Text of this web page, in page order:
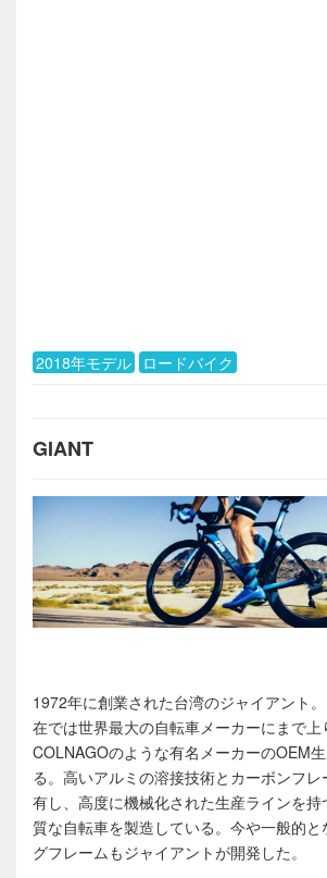
2018年モデル ロードバイク
GIANT
1972年に創業された台湾のジャイアント
在では世界最大の自転車メーカーにまで上
COLNAGOのような有名メーカーのOEM
る。高いアルミの溶接技術とカーボンフ
有し、高度に機械化された生産ラインを
質な自転車を製造している。今や一般的
グフレームもジャイアントが開発した。